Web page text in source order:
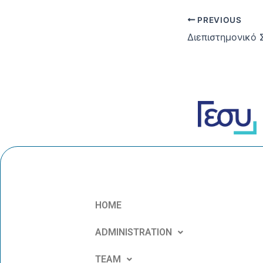
PREVIOUS
HOME
ADMINISTRATION
TEAM